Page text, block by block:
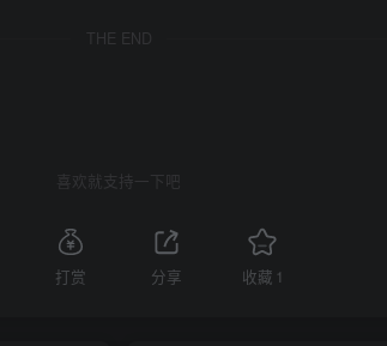
THE END
喜欢就支持一下吧
打赏 分享 收藏 1